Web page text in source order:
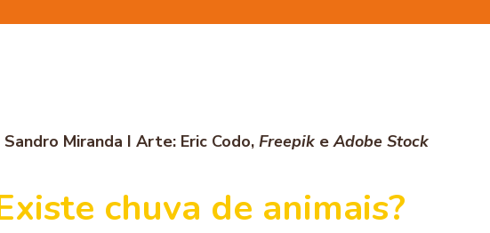
Sandro Miranda I Arte: Eric Codo, Freepik eAdobe Stock
chuva de animais?